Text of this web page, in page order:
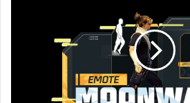
Conseguir